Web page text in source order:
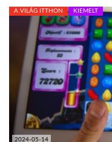
GLOBOBOOK
2024-05-14
A VILÁG ITTHON KIEMELT